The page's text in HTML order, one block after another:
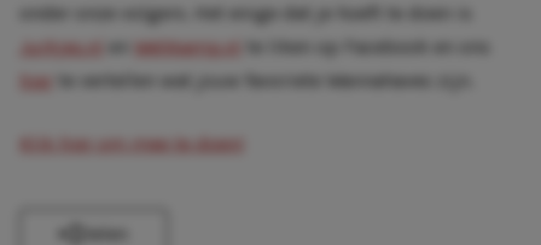
onder onze volgers. Het enige dat je hoeft te doen is
Jurkjes.nl
Wehkamp.nl
te liken op Facebook en ons
hier
te vertellen wat jouw favoriete Wannahaves zijn.
Klik hier om mee te doen!